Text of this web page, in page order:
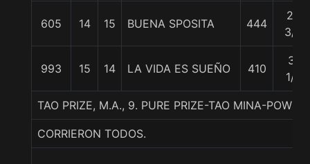
605 14 15 BUENA SPOSITA 444
20
3/4
993 15 14 LA VIDA ES SUEÑO 410
31
1/2
TAO PRIZE, M.A., 9. PURE PRIZE-TAO MINA-
CORRIERON TODOS.